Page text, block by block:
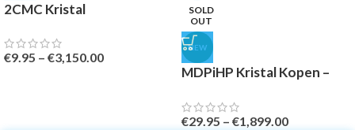
2CMC Kristal
€9.95 – €3,150.00
SOLD
OUT
NEW
MDPiHP Kristal Kopen –
€29.95 – €1,899.00